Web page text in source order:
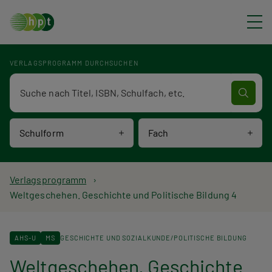
VERLAGSPROGRAMM DURCHSUCHEN
Schulform Fach
Verlagsprogramm Volltextsuche
P
a
d
Verlagsprogramm
Weltgeschehen. Geschichte und Politische Bildung 4
AHS-U MS GESCHICHTE UND SOZIALKUNDE/POLITISCHE BILDUNG
Weltgeschehen. Geschichte